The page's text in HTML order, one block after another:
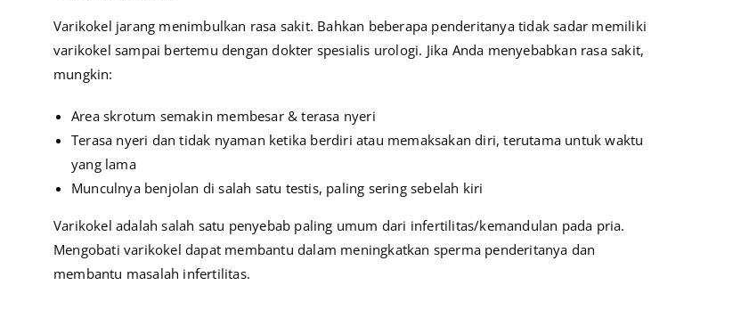
Varikokel jarang menimbulkan rasa sakit. Bahkan beberapa penderitanya tidak sadar memiliki
varikokel sampai bertemu dengan dokter spesialis urologi. Jika Anda menyebabkan rasa sakit,
mungkin:
Area skrotum semakin membesar & terasa nyeri
Terasa nyeri dan tidak nyaman ketika berdiri atau memaksakan diri, terutama untuk waktu
yang lama
Munculnya benjolan di salah satu testis, paling sering sebelah kiri
Varikokel adalah salah satu penyebab paling umum dari infertilitas/kemandulan pada pria.
Mengobati varikokel dapat membantu dalam meningkatkan sperma penderitanya dan
membantu masalah infertilitas.